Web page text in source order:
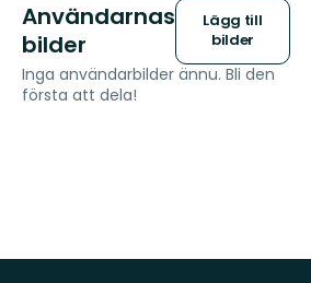
Användarnas
bilder
Lägg till
bilder
Inga användarbilder ännu. Bli den
första att dela!